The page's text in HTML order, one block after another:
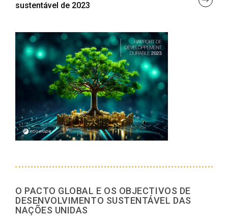
sustentável de 2023
O PACTO GLOBAL E OS OBJECTIVOS DE
DESENVOLVIMENTO SUSTENTÁVEL DAS
NAÇÕES UNIDAS